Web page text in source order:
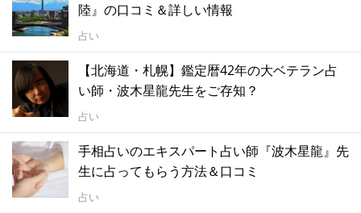
陸』の口コミ＆詳しい情報
占い
【北海道・札幌】鑑定暦42年の大ベテラン占
い師・波木星龍先生をご存知？
占い
手相占いのエキスパート占い師『波木星龍』先
生に占ってもらう方法＆口コミ
占い